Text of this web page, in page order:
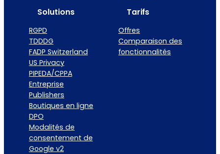
Solutions
RGPD
TDDDG
FADP Switzerland
US Privacy
PIPEDA/CPPA
Entreprise
Publishers
Boutiques en ligne
DPO
Modalités de
consentement de
Google v2
Tarifs
Offres
Comparaison des
fonctionnalités